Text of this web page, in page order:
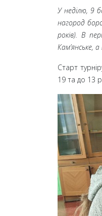
У неділю, 9
нагород
років). В
Кам’янське,
Старт
19 та до 13